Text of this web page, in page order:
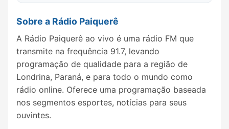
Sobre a Rádio Paiquerê
A Rádio Paiquerê ao vivo é uma rádio FM que
transmite na frequência 91.7, levando
programação de qualidade para a região de
Londrina, Paraná, e para todo o mundo como
rádio online. Oferece uma programação baseada
nos segmentos esportes, notícias para seus
ouvintes.